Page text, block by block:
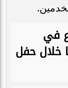
في
خلال حفل